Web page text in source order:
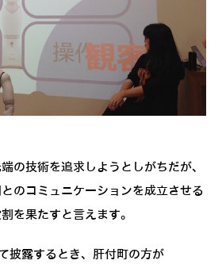
の技術を追求しようとしがちだが、
のコミュニケーションを成立させる
を果たすと言えます。
披露するとき、肝付町の方が